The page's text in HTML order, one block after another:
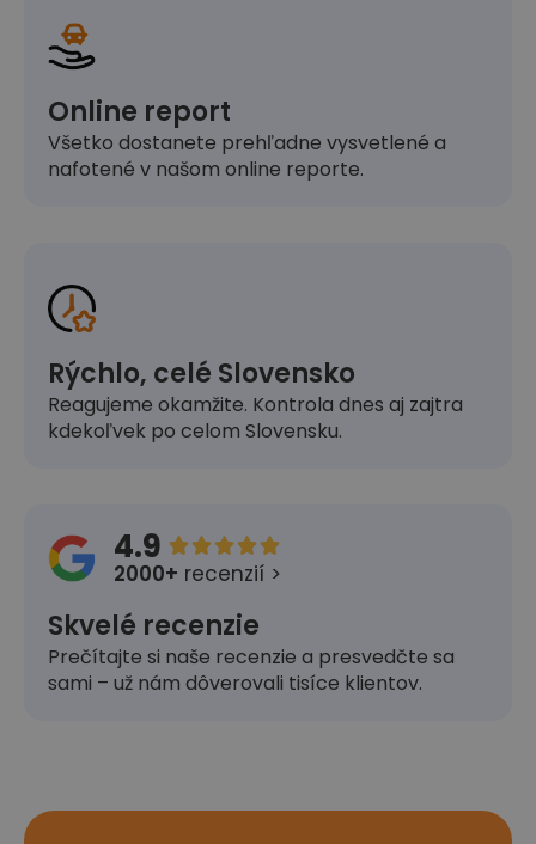
Online report
Všetko dostanete prehľadne vysvetlené a
nafotené v našom online reporte.
Rýchlo, celé Slovensko
Reagujeme okamžite. Kontrola dnes aj zajtra
kdekoľvek po celom Slovensku.
4.9 
2000+ recenzií >
Skvelé recenzie
Prečítajte si naše recenzie a presvedčte sa
sami – už nám dôverovali tisíce klientov.